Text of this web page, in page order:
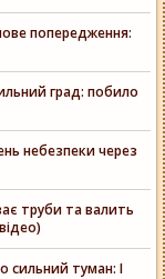
попередження:
град: побило
небезпеки через
труби та валить
сильний туман: І